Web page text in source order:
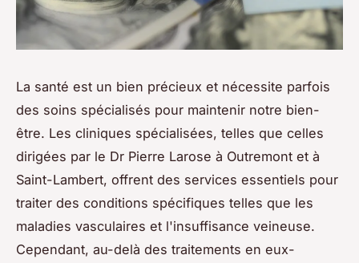
La santé est un bien précieux et nécessite parfois
des soins spécialisés pour maintenir notre bien-
être. Les cliniques spécialisées, telles que celles
dirigées par le Dr Pierre Larose à Outremont et à
Saint-Lambert, offrent des services essentiels pour
traiter des conditions spécifiques telles que les
maladies vasculaires et l'insuffisance veineuse.
Cependant, au-delà des traitements en eux-